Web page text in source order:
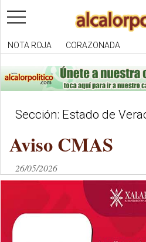
toggle
navigation
NOTA ROJA CORAZONADA
Sección: Estado de
Aviso CMAS
26/05/2026